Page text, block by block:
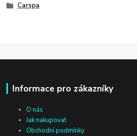
Carspa
Informace pro zákazníky
O nás
Jak nakupovat
Obchodní podmínky